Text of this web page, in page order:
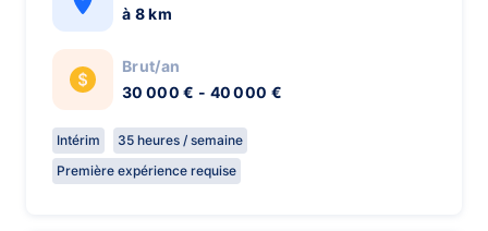
à 8 km
Brut/an
30 000 € - 40 000 €
Intérim
35 heures / semaine
Première expérience requise